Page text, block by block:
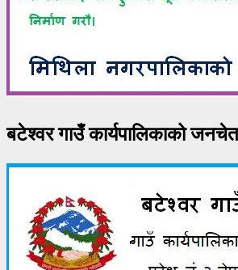
बटेश्वर गाउँ कार्यपालिकाको